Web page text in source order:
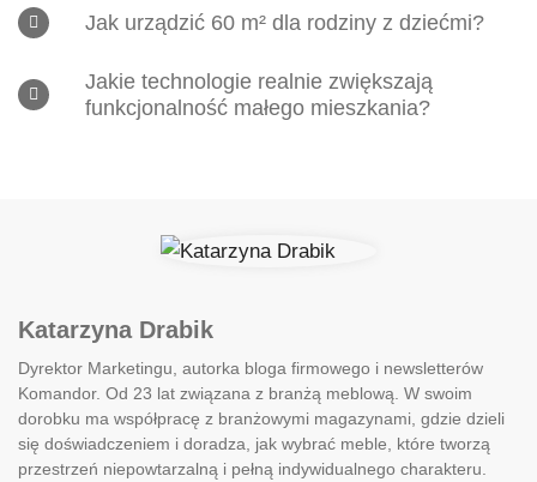
Jak urządzić 60 m² dla rodziny z dziećmi?
Jakie technologie realnie zwiększają
funkcjonalność małego mieszkania?
Katarzyna Drabik
Dyrektor Marketingu, autorka bloga firmowego i newsletterów
Komandor. Od 23 lat związana z branżą meblową. W swoim
dorobku ma współpracę z branżowymi magazynami, gdzie dzieli
się doświadczeniem i doradza, jak wybrać meble, które tworzą
przestrzeń niepowtarzalną i pełną indywidualnego charakteru.